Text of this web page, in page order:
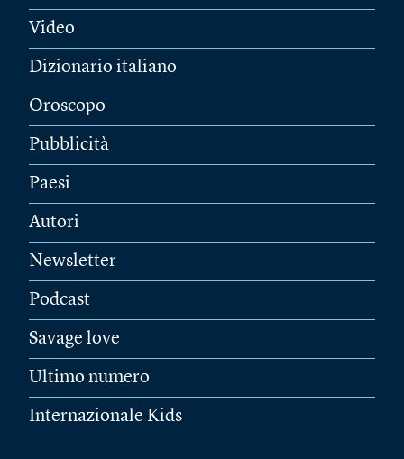
Video
Dizionario italiano
Oroscopo
Pubblicità
Paesi
Autori
Newsletter
Podcast
Savage love
Ultimo numero
Internazionale Kids